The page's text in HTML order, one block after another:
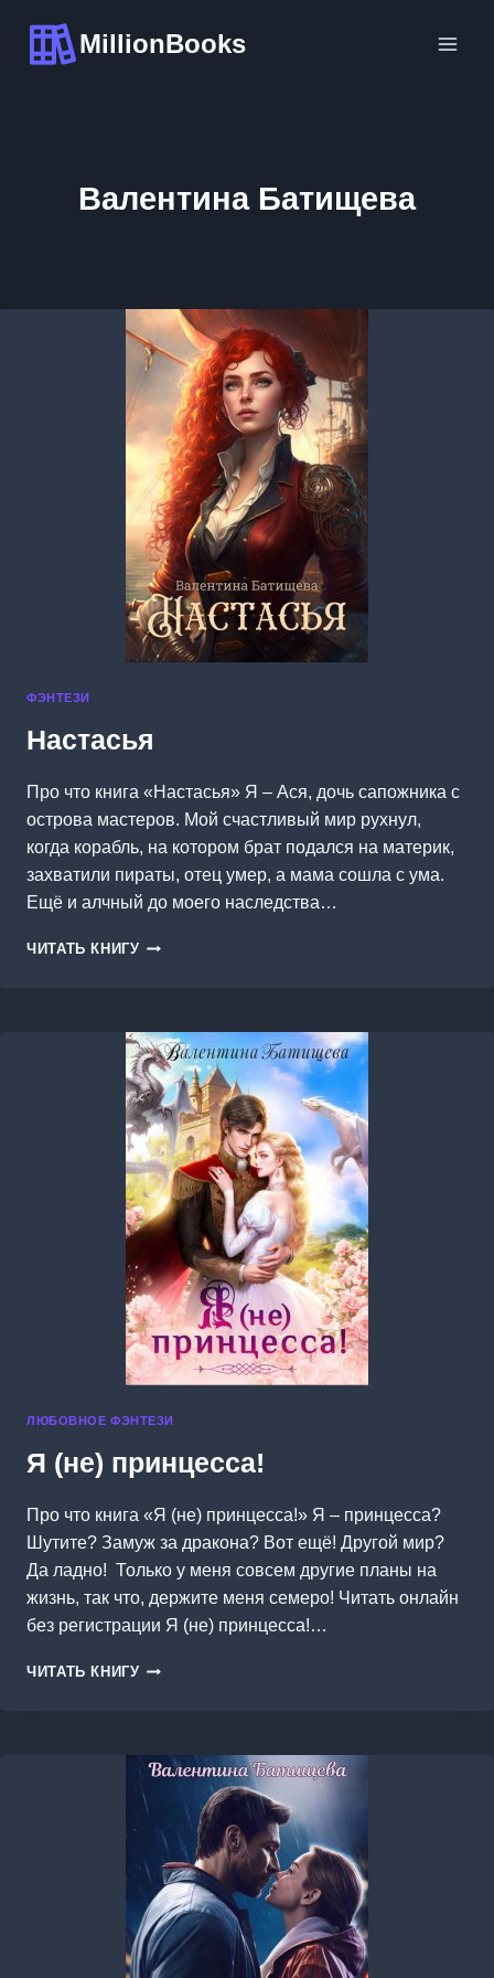
содержимому
MillionBooks
Валентина Батищева
ФЭНТЕЗИ
Настасья
Про что книга «Настасья» Я – Ася, дочь сапожника с
острова мастеров. Мой счастливый мир рухнул,
когда корабль, на котором брат подался на материк,
захватили пираты, отец умер, а мама сошла с ума.
Ещё и алчный до моего наследства…
ЧИТАТЬ КНИГУ НАСТАСЬЯ
ЛЮБОВНОЕ ФЭНТЕЗИ
Я (не) принцесса!
Про что книга «Я (не) принцесса!» Я – принцесса?
Шутите? Замуж за дракона? Вот ещё! Другой мир?
Да ладно! Только у меня совсем другие планы на
жизнь, так что, держите меня семеро! Читать онлайн
без регистрации Я (не) принцесса!…
ЧИТАТЬ КНИГУ Я